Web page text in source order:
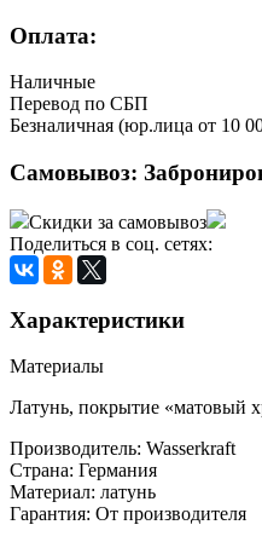
Оплата:
Наличные
Перевод по СБП
Безналичная (юр.лица от 10
Самовывоз:
Скидки за самовывоз
Поделиться в соц. сетях:
Характеристики
Материалы
Латунь, покрытие «матовый
Производитель: Wasserkraft
Страна: Германия
Материал: латунь
Гарантия: От производителя